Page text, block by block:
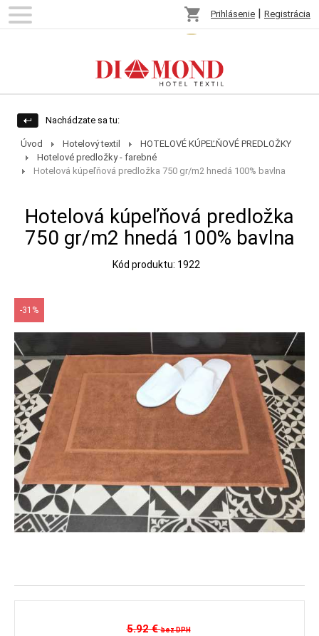
Prihlásenie | Registrácia
shopping_cart
Nachádzate sa tu:
Úvod Hotelový textil
HOTELOVÉ KÚPEĽŇOVÉ PREDLOŽKY
Hotelové predložky - farebné
Hotelová kúpeľňová predložka 750 gr/m2 hnedá 100% bavlna
Hotelová kúpeľňová predložka
750 gr/m2 hnedá 100% bavlna
Kód produktu: 1922
-31%
5.92 €bez DPH